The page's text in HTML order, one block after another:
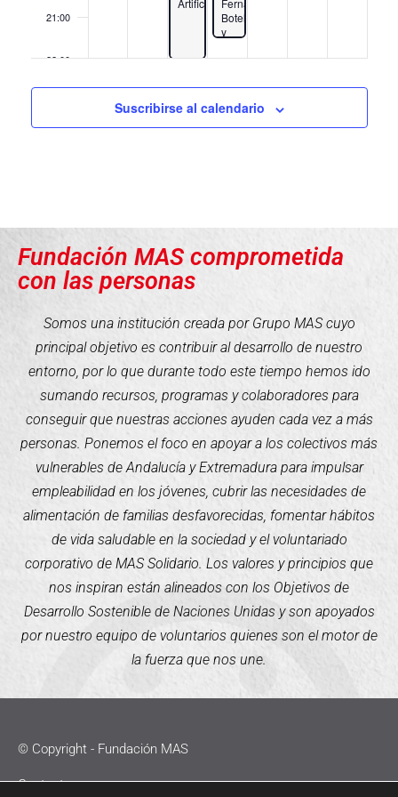
21:00
22:00
Botella
y
benéfico
Aladina
Suscribirse al calendario
Fundación MAS comprometida
con las personas
Somos una institución creada por Grupo MAS cuyo
principal objetivo es contribuir al desarrollo de nuestro
entorno, por lo que durante todo este tiempo hemos ido
sumando recursos, programas y colaboradores para
conseguir que nuestras acciones ayuden cada vez a más
personas. Ponemos el foco en apoyar a los colectivos más
vulnerables de Andalucía y Extremadura para impulsar
empleabilidad en los jóvenes, cubrir las necesidades de
alimentación de familias desfavorecidas, fomentar hábitos
de vida saludable en la sociedad y el voluntariado
corporativo de MAS Solidario. Los valores y principios que
nos inspiran están alineados con los Objetivos de
Desarrollo Sostenible de Naciones Unidas y son apoyados
por nuestro equipo de voluntarios quienes son el motor de
la fuerza que nos une.
© Copyright - Fundación MAS
Contacto